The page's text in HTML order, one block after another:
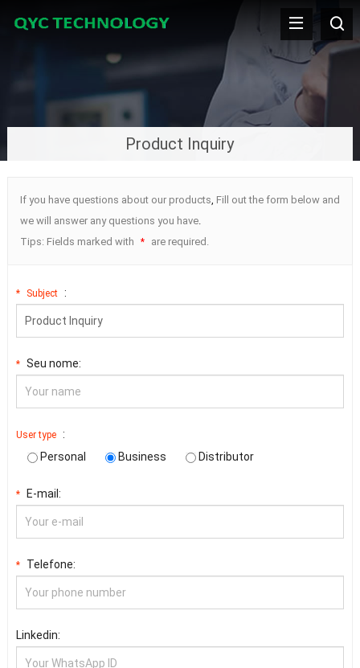
Product Inquiry
If you have questions about our products, Fill out the form below and
we will answer any questions you have.
Tips: Fields marked with * are required .
* Subject :
* Seu nome:
User type :
Personal
Business Distributor
* E-mail:
* Telefone:
Linkedin: